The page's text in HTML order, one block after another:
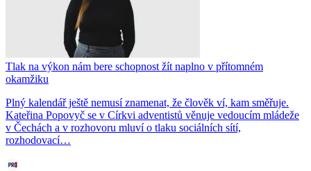
Tlak na výkon nám bere schopnost žít naplno v přítomném
okamžiku
Plný kalendář ještě nemusí znamenat, že člověk ví, kam směřuje.
Kateřina Popovyč se v Církvi adventistů věnuje vedoucím mládeže
v Čechách a v rozhovoru mluví o tlaku sociálních sítí,
rozhodovací…